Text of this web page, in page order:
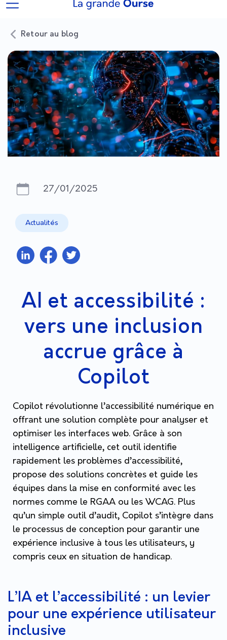
Retour au blog
27/01/2025
Actualités
AI et accessibilité :
vers une inclusion
accrue grâce à
Copilot
Copilot révolutionne l’accessibilité numérique en
offrant une solution complète pour analyser et
optimiser les interfaces web. Grâce à son
intelligence artificielle, cet outil identifie
rapidement les problèmes d’accessibilité,
propose des solutions concrètes et guide les
équipes dans la mise en conformité avec les
normes comme le RGAA ou les WCAG. Plus
qu’un simple outil d’audit, Copilot s’intègre dans
le processus de conception pour garantir une
expérience inclusive à tous les utilisateurs, y
compris ceux en situation de handicap.
L’IA et l’accessibilité : un levier
pour une expérience utilisateur
inclusive